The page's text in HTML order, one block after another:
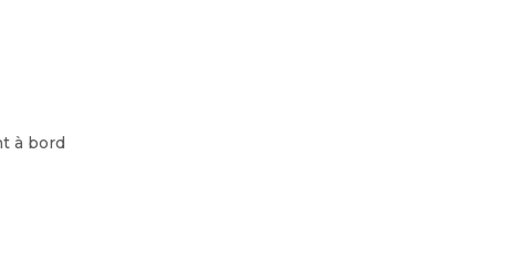
à bord